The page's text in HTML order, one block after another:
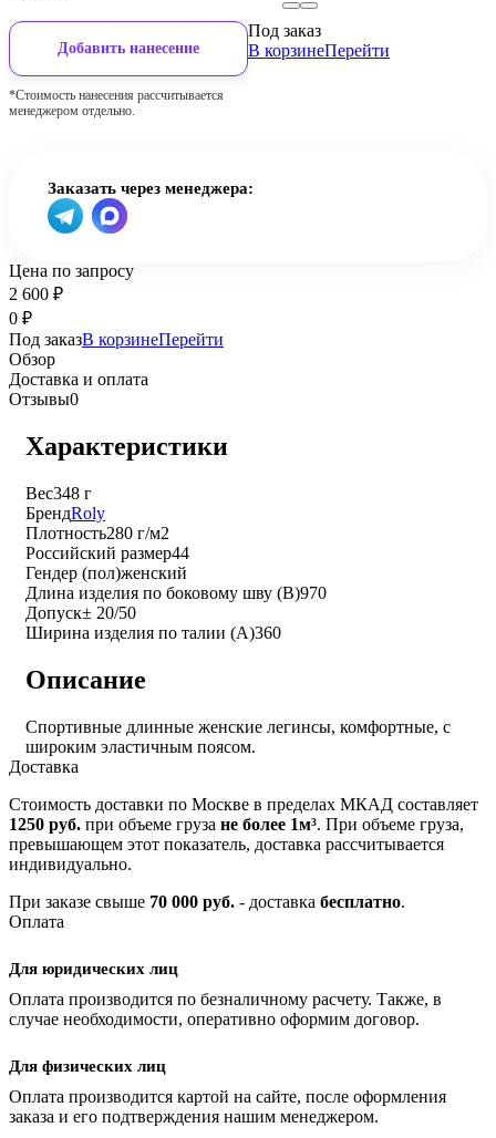
Добавить нанесение
*Стоимость нанесения рассчитывается
менеджером отдельно.
Под заказ
В корзинеПерейти
Заказать через менеджера:
Цена по запросу
2 600 ₽
0 ₽
Под заказВ корзинеПерейти
Обзор
Доставка и оплата
Отзывы0
Характеристики
Вес348 г
БрендRoly
Плотность280 г/м2
Российский размер44
Гендер (пол)женский
Длина изделия по боковому шву (B)970
Допуск± 20/50
Ширина изделия по талии (A)360
Описание
Спортивные длинные женские легинсы, комфортные, с
широким эластичным поясом.
Доставка
Стоимость доставки по Москве в пределах МКАД составляет
1250 руб. при объеме груза не более 1м³. При объеме груза,
превышающем этот показатель, доставка рассчитывается
индивидуально.
При заказе свыше 70 000 руб. - доставка бесплатно.
Оплата
Для юридических лиц
Оплата производится по безналичному расчету. Также, в
случае необходимости, оперативно оформим договор.
Для физических лиц
Оплата производится картой на сайте, после оформления
заказа и его подтверждения нашим менеджером.